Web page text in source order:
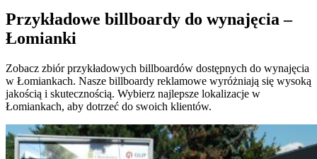
Przykładowe billboardy do wynajęcia –
Łomianki
Zobacz zbiór przykładowych billboardów dostępnych do wynajęcia
w Łomiankach. Nasze billboardy reklamowe wyróżniają się wysoką
jakością i skutecznością. Wybierz najlepsze lokalizacje w
Łomiankach, aby dotrzeć do swoich klientów.